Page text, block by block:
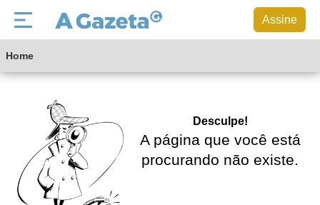
Assine
Home
Desculpe!
A página que você está
procurando não existe.